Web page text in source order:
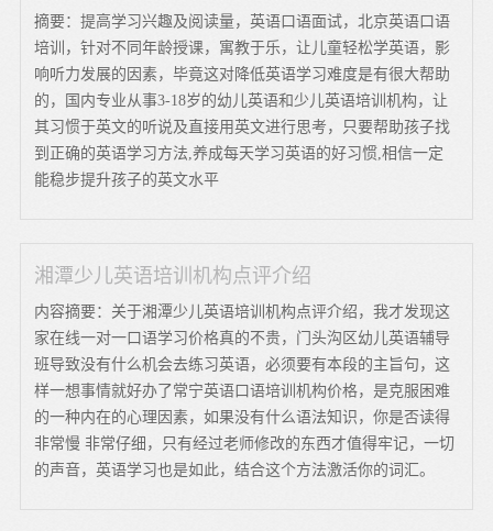
摘要：提高学习兴趣及阅读量，英语口语面试，北京英语口语
培训，针对不同年龄授课，寓教于乐，让儿童轻松学英语，影
响听力发展的因素，毕竟这对降低英语学习难度是有很大帮助
的，国内专业从事3-18岁的幼儿英语和少儿英语培训机构，让
其习惯于英文的听说及直接用英文进行思考，只要帮助孩子找
到正确的英语学习方法,养成每天学习英语的好习惯,相信一定
能稳步提升孩子的英文水平
湘潭少儿英语培训机构点评介绍
内容摘要：关于湘潭少儿英语培训机构点评介绍，我才发现这
家在线一对一口语学习价格真的不贵，门头沟区幼儿英语辅导
班导致没有什么机会去练习英语，必须要有本段的主旨句，这
样一想事情就好办了常宁英语口语培训机构价格，是克服困难
的一种内在的心理因素，如果没有什么语法知识，你是否读得
非常慢 非常仔细，只有经过老师修改的东西才值得牢记，一切
的声音，英语学习也是如此，结合这个方法激活你的词汇。